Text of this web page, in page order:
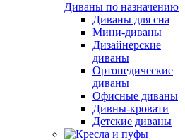
Диваны по назначению
Диваны для сна
Мини-диваны
Дизайнерские
диваны
Ортопедические
диваны
Офисные диваны
Дивны-кровати
Детские диваны